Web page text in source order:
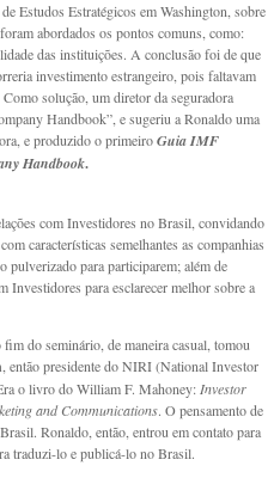
Estudos Estratégicos em Washington, sobre
abordados os pontos comuns, como:
das instituições. A conclusão foi de que
investimento estrangeiro, pois faltavam
solução, um diretor da seguradora
Handbook”, e sugeriu a Ronaldo uma
e produzido o primeiroGuia IMF
Handbook.
com Investidores no Brasil, convidando
características semelhantes as companhias
pulverizado para participarem; além de
Investidores para esclarecer melhor sobre a
do seminário, de maneira casual, tomou
, então presidente do NIRI (National Investor
o livro do William F. Mahoney:Investor
and Communications. O pensamento de
Ronaldo, então, entrou em contato para
traduzi-lo e publicá-lo no Brasil.